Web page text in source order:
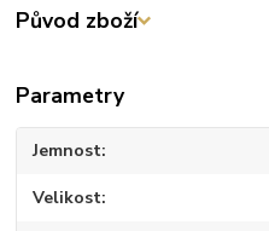
Původ zboží
Parametry
Jemnost
Velikost